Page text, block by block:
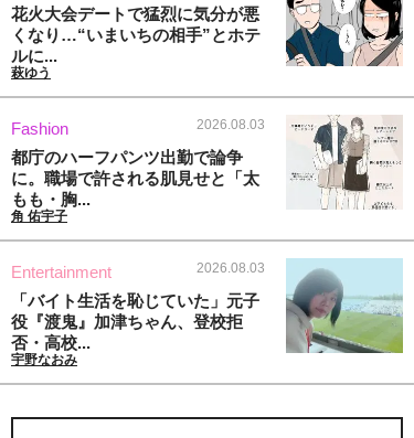
花火大会デートで猛烈に気分が悪
くなり…“いまいちの相手”とホテ
ルに...
萩ゆう
Fashion 2026.08.03
都庁のハーフパンツ出勤で論争
に。職場で許される肌見せと「太
もも・胸...
角 佑宇子
Entertainment 2026.08.03
「バイト生活を恥じていた」元子
役『渡鬼』加津ちゃん、登校拒
否・高校...
宇野なおみ